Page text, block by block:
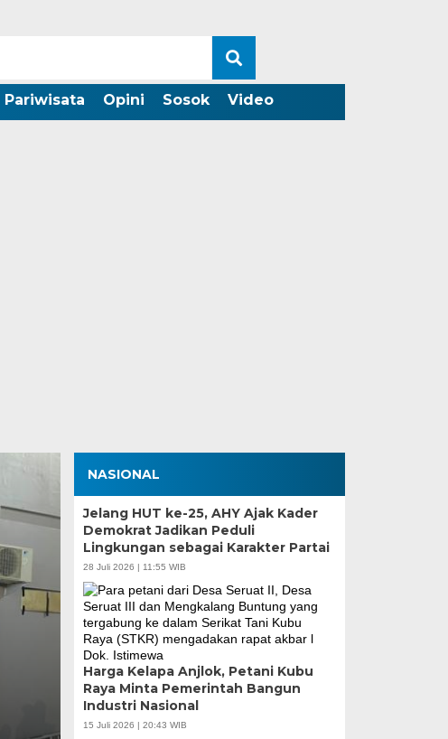
Pariwisata Opini Sosok Video
Zona Blank Spot,
Serang Lakukan
Senin, 15 Jun 2026 - 14:09 WIB
NASIONAL
Jelang HUT ke-25, AHY Ajak Kader
Demokrat Jadikan Peduli
Lingkungan sebagai Karakter Partai
28 Juli 2026 | 11:55 WIB
Harga Kelapa Anjlok, Petani Kubu
Raya Minta Pemerintah Bangun
Industri Nasional
15 Juli 2026 | 20:43 WIB